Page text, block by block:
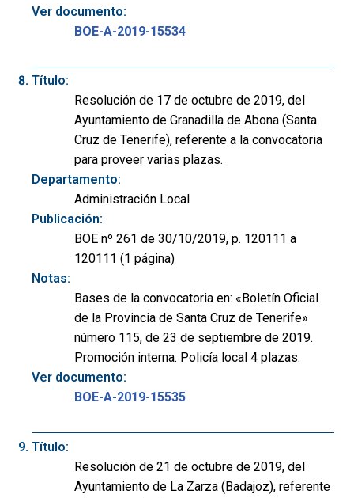
Ver documento:
BOE-A-2019-15534
Título:
Resolución de 17 de octubre de 2019, del
Ayuntamiento de Granadilla de Abona (Santa
Cruz de Tenerife), referente a la convocatoria
para proveer varias plazas.
Departamento:
Administración Local
Publicación:
BOE nº 261 de 30/10/2019, p. 120111 a
120111 (1 página)
Notas:
Bases de la convocatoria en: «Boletín Oficial
de la Provincia de Santa Cruz de Tenerife»
número 115, de 23 de septiembre de 2019.
Promoción interna. Policía local 4 plazas.
Ver documento:
BOE-A-2019-15535
Título:
Resolución de 21 de octubre de 2019, del
Ayuntamiento de La Zarza (Badajoz), referente